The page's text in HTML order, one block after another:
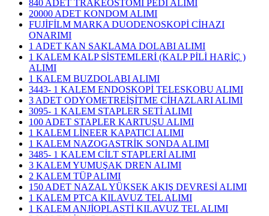
840 ADET TRAKEOSTOMİ PEDİ ALIMI
20000 ADET KONDOM ALIMI
FUJİFİLM MARKA DUODENOSKOPİ CİHAZI
ONARIMI
1 ADET KAN SAKLAMA DOLABI ALIMI
1 KALEM KALP SİSTEMLERİ (KALP PİLİ HARİÇ )
ALIMI
1 KALEM BUZDOLABI ALIMI
3443- 1 KALEM ENDOSKOPİ TELESKOBU ALIMI
3 ADET ODYOMETREİŞİTME CİHAZLARI ALIMI
3095- 1 KALEM STAPLER SETİ ALIMI
100 ADET STAPLER KARTUŞU ALIMI
1 KALEM LİNEER KAPATICI ALIMI
1 KALEM NAZOGASTRİK SONDA ALIMI
3485- 1 KALEM CİLT STAPLERİ ALIMI
3 KALEM YUMUŞAK DREN ALIMI
2 KALEM TÜP ALIMI
150 ADET NAZAL YÜKSEK AKIŞ DEVRESİ ALIMI
1 KALEM PTCA KILAVUZ TEL ALIMI
1 KALEM ANJİOPLASTİ KILAVUZ TEL ALIMI